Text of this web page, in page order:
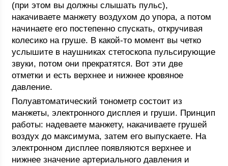
(при этом вы должны слышать пульс),
накачиваете манжету воздухом до упора, а потом
начинаете его постепенно спускать, откручивая
колесико на груше. В какой-то момент вы четко
услышите в наушниках стетоскопа пульсирующие
звуки, потом они прекратятся. Вот эти две
отметки и есть верхнее и нижнее кровяное
давление.
Полуавтоматический тонометр состоит из
манжеты, электронного дисплея и груши. Принцип
работы: надеваете манжету, накачиваете грушей
воздух до максимума, затем его выпускаете. На
электронном дисплее появляются верхнее и
нижнее значение артериального давления и